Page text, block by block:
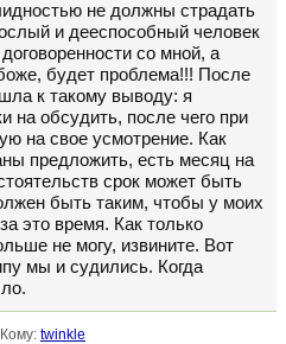
не должны страдать
и дееспособный человек
со мной, а
будет проблема!!! После
к такому выводу: я
на обсудить, после чего при
на свое усмотрение. Как
предложить, есть месяц на
срок может быть
быть таким, чтобы у моих
это время. Как только
не могу, извините. Вот
мы и судились. Когда
twinkle